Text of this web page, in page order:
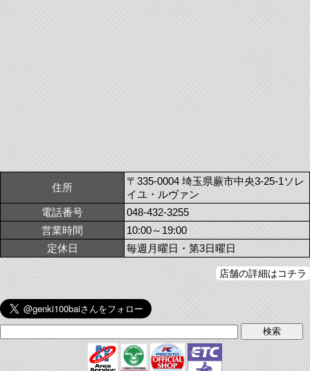
住所
〒335-0004 埼玉県蕨市中央3-25-1ソレ
イユ・ルヴァン
電話番号
048-432-3255
営業時間
10:00～19:00
定休日
毎週月曜日・第3日曜日
店舗の詳細はコチラ